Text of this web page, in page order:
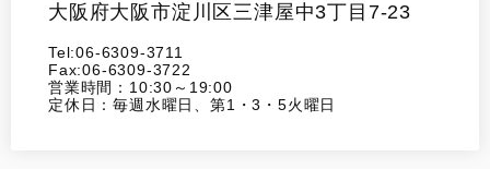
大阪府大阪市淀川区三津屋中3丁目7-23
Tel:06-6309-3711
Fax:06-6309-3722
営業時間：10:30～19:00
定休日：毎週水曜日、第1・3・5火曜日